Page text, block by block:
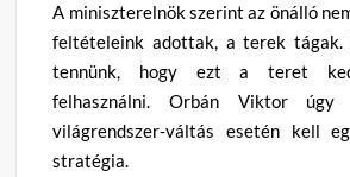
A miniszterelnök szerint az önálló
feltételeink adottak, a terek tágak.
tennünk, hogy ezt a teret
felhasználni. Orbán Viktor úgy
világrendszer-váltás esetén kell
stratégia.